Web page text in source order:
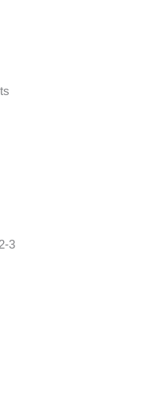
3